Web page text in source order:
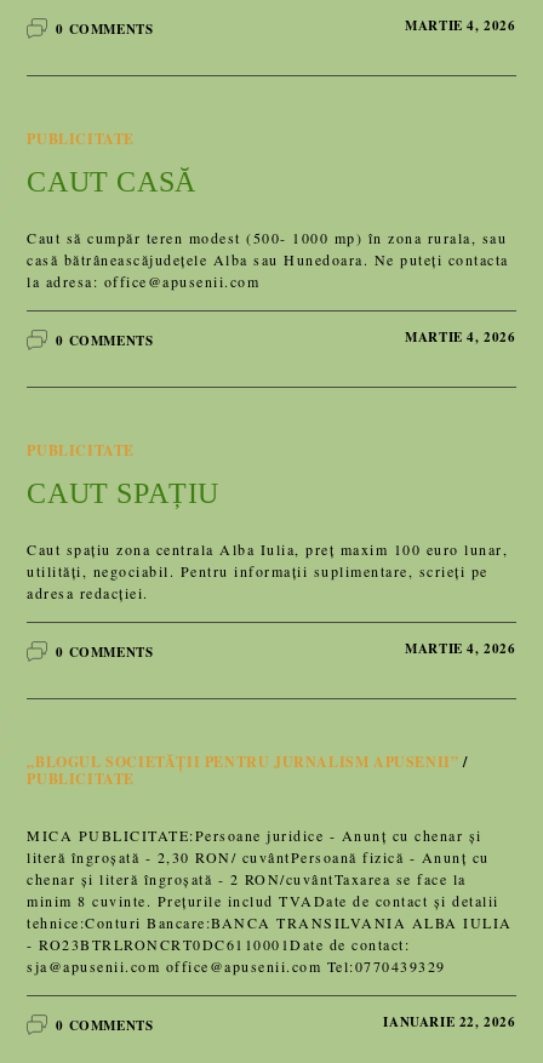
0 COMMENTS MARTIE 4, 2026
PUBLICITATE
CAUT CASĂ
Caut să cumpăr teren modest (500- 1000 mp) în zona rurala, sau
casă bătrâneascăjudețele Alba sau Hunedoara. Ne puteți contacta
la adresa: office@apusenii.com
0 COMMENTS MARTIE 4, 2026
PUBLICITATE
CAUT SPAȚIU
Caut spațiu zona centrala Alba Iulia, preț maxim 100 euro lunar,
utilități, negociabil. Pentru informații suplimentare, scrieți pe
adresa redacției.
0 COMMENTS MARTIE 4, 2026
„BLOGUL SOCIETĂȚII PENTRU JURNALISM APUSENII”/
PUBLICITATE
MICA PUBLICITATE:Persoane juridice - Anunț cu chenar și
literă îngroșată - 2,30 RON/ cuvântPersoană fizică - Anunț cu
chenar și literă îngroșată - 2 RON/cuvântTaxarea se face la
minim 8 cuvinte. Prețurile includ TVADate de contact și detalii
tehnice:Conturi Bancare:BANCA TRANSILVANIA ALBA IULIA
- RO23BTRLRONCRT0DC6110001Date de contact:
sja@apusenii.com office@apusenii.com Tel:0770439329
0 COMMENTS IANUARIE 22, 2026